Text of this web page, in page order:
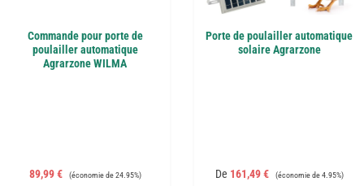
Commande pour porte de
poulailler automatique
Agrarzone WILMA
Prix de vente :
89,99 € Prix régulier :
(économie de 24.95%)
Porte de poulailler automatique
solaire Agrarzone
Prix de vente :
De 161,49 € Prix régulier :
(économie de 4.95%)